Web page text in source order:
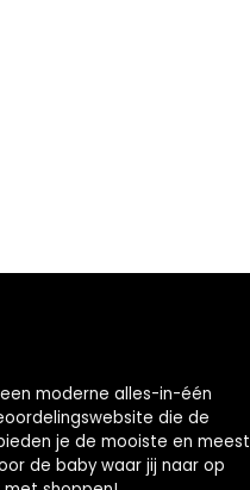
moderne alles-in-één
die de
je de mooiste en meest
de baby waar jij naar op